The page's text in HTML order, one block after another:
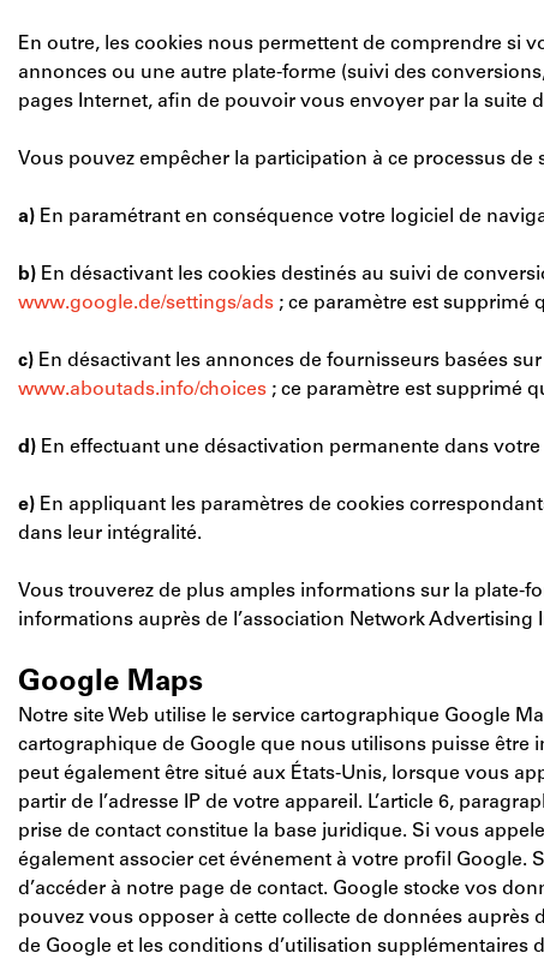
En outre, les cookies nous permettent de comprendre si
annonces ou une autre plate-forme (suivi des
pages Internet, afin de pouvoir vous envoyer par la suite
Vous pouvez empêcher la participation à ce processus de
a) En paramétrant en conséquence votre logiciel de
b) En désactivant les cookies destinés au suivi de
www.google.de/settings/ads ; ce paramètre est supprimé
c) En désactivant les annonces de fournisseurs basées
www.aboutads.info/choices ; ce paramètre est supprimé
d) En effectuant une désactivation permanente dans
e) En appliquant les paramètres de cookies
dans leur intégralité.
Vous trouverez de plus amples informations sur la plate-
informations auprès de l’association Network Advertising
Google Maps
Notre site Web utilise le service cartographique Google
cartographique de Google que nous utilisons puisse être
peut également être situé aux États-Unis, lorsque vous
partir de l’adresse IP de votre appareil. L’article 6,
prise de contact constitue la base juridique. Si vous
également associer cet événement à votre profil Google.
d’accéder à notre page de contact. Google stocke vos
pouvez vous opposer à cette collecte de données
de Google et les conditions d’utilisation supplémentaires